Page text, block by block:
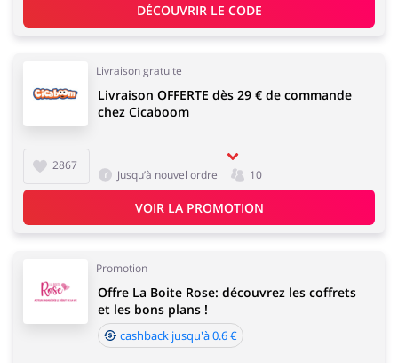
DÉCOUVRIR LE CODE
Livraison gratuite
2867
Livraison OFFERTE dès 29 € de commande
chez Cicaboom
Jusqu’à nouvel ordre 10
VOIR LA PROMOTION
Promotion
Offre La Boite Rose: découvrez les coffrets
et les bons plans !
cashback jusqu'à 0.6 €